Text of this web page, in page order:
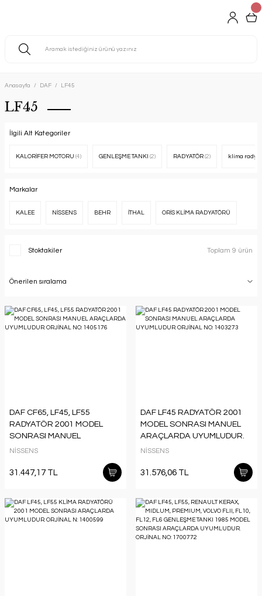
Anasayfa DAF LF45
LF45
İlgili Alt Kategoriler
KALORİFER MOTORU (4) GENLEŞME TANKI (2) RADYATÖR (2) klima
Markalar
KALEE NİSSENS BEHR İTHAL ORİS KLİMA RADYATÖRÜ
Stoktakiler Toplam 9 ürün
DAF CF65, LF45, LF55
RADYATÖR 2001 MODEL
SONRASI MANUEL
ARAÇLARDA UYUMLUDUR.
NİSSENS
31.447,17 TL
DAF LF45 RADYATÖR 2001
MODEL SONRASI MANUEL
ARAÇLARDA UYUMLUDUR.
ORJİNAL NO: 1403273
NİSSENS
31.576,06 TL